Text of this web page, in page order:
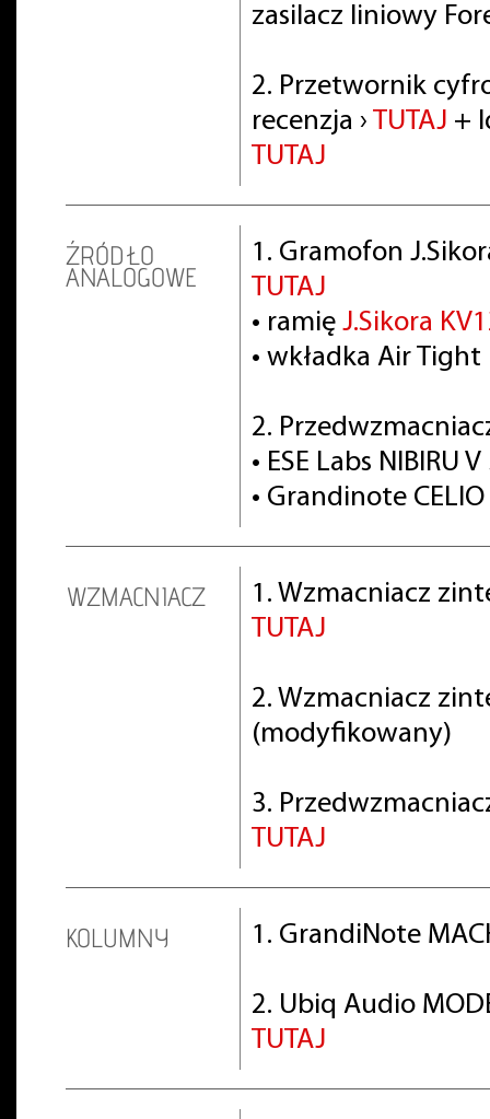
zasilacz liniowy
2. Przetwornik
recenzja › TUTAJ +
TUTAJ
ŹRÓDŁO
ANALOGOWE
1. Gramofon
TUTAJ
• ramię J.Sikora
• wkładka Air Tight
2.
• ESE Labs NIBIRU
• Grandinote
WZMACNIACZ
1. Wzmacniacz
TUTAJ
2. Wzmacniacz
(modyfikowany)
3.
TUTAJ
KOLUMNY 1. GrandiNote
2. Ubiq Audio
TUTAJ